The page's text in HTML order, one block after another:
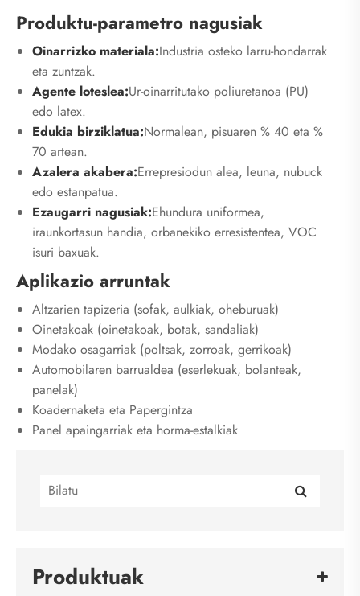
Produktu-parametro nagusiak
Oinarrizko materiala:Industria osteko larru-hondarrak
eta zuntzak.
Agente loteslea:Ur-oinarritutako poliuretanoa (PU)
edo latex.
Edukia birziklatua:Normalean, pisuaren % 40 eta %
70 artean.
Azalera akabera:Errepresiodun alea, leuna, nubuck
edo estanpatua.
Ezaugarri nagusiak:Ehundura uniformea,
iraunkortasun handia, orbanekiko erresistentea, VOC
isuri baxuak.
Aplikazio arruntak
Altzarien tapizeria (sofak, aulkiak, oheburuak)
Oinetakoak (oinetakoak, botak, sandaliak)
Modako osagarriak (poltsak, zorroak, gerrikoak)
Automobilaren barrualdea (eserlekuak, bolanteak,
panelak)
Koadernaketa eta Papergintza
Panel apaingarriak eta horma-estalkiak
Produktuak